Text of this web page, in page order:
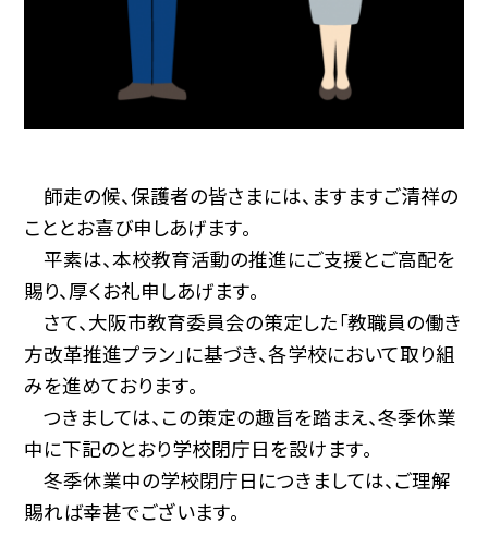
師走の候、保護者の皆さまには、ますますご清祥の
こととお喜び申しあげます。
平素は、本校教育活動の推進にご支援とご高配を
賜り、厚くお礼申しあげます。
さて、大阪市教育委員会の策定した「教職員の働き
方改革推進プラン」に基づき、各学校において取り組
みを進めております。
つきましては、この策定の趣旨を踏まえ、冬季休業
中に下記のとおり学校閉庁日を設けます。
冬季休業中の学校閉庁日につきましては、ご理解
賜れば幸甚でございます。